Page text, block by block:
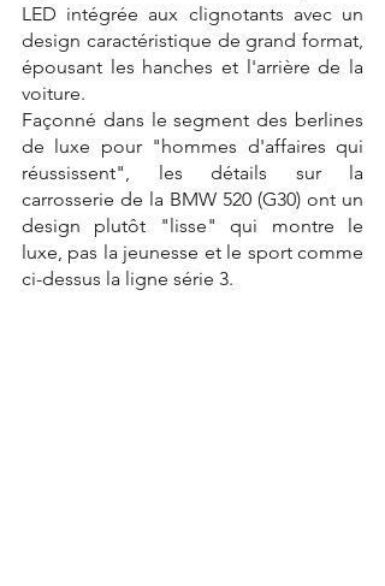
LED intégrée aux clignotants avec un
design caractéristique de grand format,
épousant les hanches et l'arrière de la
voiture.
Façonné dans le segment des berlines
de luxe pour "hommes d'affaires qui
réussissent", les détails sur la
carrosserie de la BMW 520 (G30) ont un
design plutôt "lisse" qui montre le
luxe, pas la jeunesse et le sport comme
ci-dessus la ligne série 3.